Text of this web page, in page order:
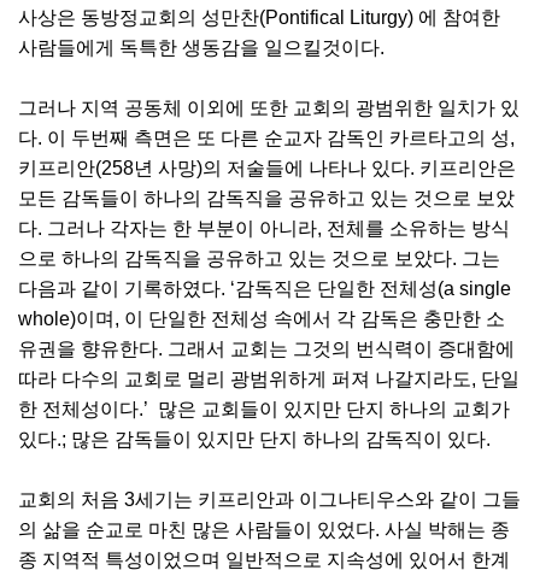
사상은 동방정교회의 성만찬(Pontifical Liturgy) 에 참여한
사람들에게 독특한 생동감을 일으킬것이다.
그러나 지역 공동체 이외에 또한 교회의 광범위한 일치가 있
다. 이 두번째 측면은 또 다른 순교자 감독인 카르타고의 성,
키프리안(258년 사망)의 저술들에 나타나 있다. 키프리안은
모든 감독들이 하나의 감독직을 공유하고 있는 것으로 보았
다. 그러나 각자는 한 부분이 아니라, 전체를 소유하는 방식
으로 하나의 감독직을 공유하고 있는 것으로 보았다. 그는
다음과 같이 기록하였다. ‘감독직은 단일한 전체성(a single
whole)이며, 이 단일한 전체성 속에서 각 감독은 충만한 소
유권을 향유한다. 그래서 교회는 그것의 번식력이 증대함에
따라 다수의 교회로 멀리 광범위하게 퍼져 나갈지라도, 단일
한 전체성이다.’ 많은 교회들이 있지만 단지 하나의 교회가
있다.; 많은 감독들이 있지만 단지 하나의 감독직이 있다.
교회의 처음 3세기는 키프리안과 이그나티우스와 같이 그들
의 삶을 순교로 마친 많은 사람들이 있었다. 사실 박해는 종
종 지역적 특성이었으며 일반적으로 지속성에 있어서 한계